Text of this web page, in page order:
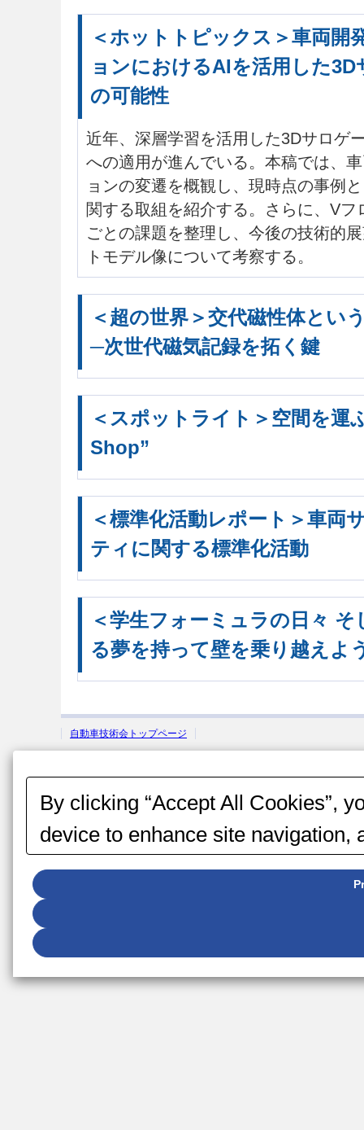
＜ホットトピックス＞車両開
ョンにおけるAIを活用した
の可能性
近年、深層学習を活用した3Dサロゲ
への適用が進んでいる。本稿では、
ョンの変遷を概観し、現時点の事例
関する取組を紹介する。さらに、Vフ
ごとの課題を整理し、今後の技術的
トモデル像について考察する。
＜超の世界＞交代磁性体とい
─次世代磁気記録を拓く鍵
＜スポットライト＞空間を運
Shop”
＜標準化活動レポート＞車両
ティに関する標準化活動
＜学生フォーミュラの日々
る夢を持って壁を乗り越えよ
自動車技術会トップページ
By clicking “Accept All Cookies”,
device to enhance site navigation,
marketing efforts.
You can change your consent or
button displayed at the bottom left